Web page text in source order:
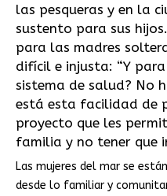
las pesqueras y en la
sustento para sus
para las madres
difícil e injusta: “Y
sistema de salud? No
está esta facilidad de
proyecto que les
familia y no tener que
Las mujeres del mar se
desde lo familiar y